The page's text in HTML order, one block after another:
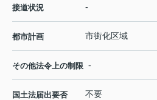
接道状況 -
都市計画 市街化区域
その他法令上の制限 -
国土法届出要否 不要